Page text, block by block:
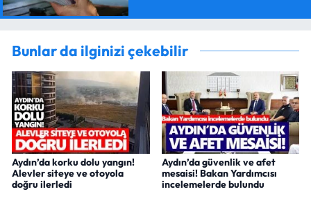
Bunlar da ilginizi çekebilir
Aydın’da korku dolu yangın!
Alevler siteye ve otoyola
doğru ilerledi
Aydın’da güvenlik ve afet
mesaisi! Bakan Yardımcısı
incelemelerde bulundu